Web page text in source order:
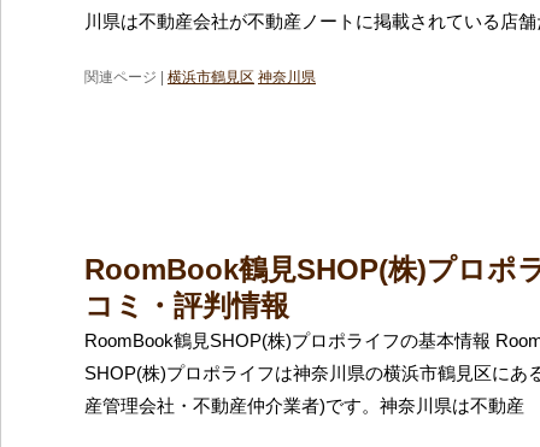
川県は不動産会社が不動産ノートに掲載されている店
関連ページ | 横浜市鶴見区 神奈川県
RoomBook鶴見SHOP(株)プロポ
コミ・評判情報
RoomBook鶴見SHOP(株)プロポライフの基本情報
SHOP(株)プロポライフは神奈川県の横浜市鶴見区にあ
産管理会社・不動産仲介業者)です。神奈川県は不動産